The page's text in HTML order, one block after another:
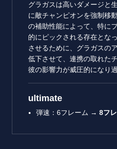
グラガスは高いダメージと
に敵チャンピオンを強制移
の補助性能によって、特に
的にピックされる存在とな
させるために、グラガスの
低下させて、連携の取れた
彼の影響力が威圧的になり
ultimate
弾速：6フレーム → 8フ